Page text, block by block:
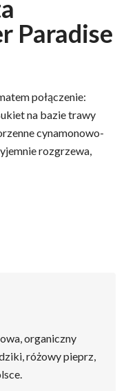
Paradise
połączenie:
na bazie trawy
cynamonowo-
rozgrzewa,
organiczny
różowy pieprz,